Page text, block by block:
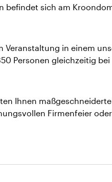
befindet sich am
in einem
Personen gleichzeitig
Ihnen
Firmenfeier